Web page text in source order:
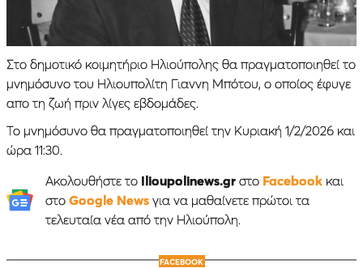
Στο δημοτικό κοιμητήριο Ηλιούπολης θα πραγματοποιηθεί το
μνημόσυνο του Ηλιουπολίτη Γιαννη Μπότου, ο οποίος έφυγε
απο τη ζωή πριν λίγες εβδομάδες.
Το μνημόσυνο θα πραγματοποιηθεί την Κυριακή 1/2/2026 και
ώρα 11:30.
Ακολουθήστε το Ilioupolinews.grστο Facebookκαι
στο Google Newsγια να μαθαίνετε πρώτοι τα
τελευταία νέα από την Ηλιούπολη.
FACEBOOK